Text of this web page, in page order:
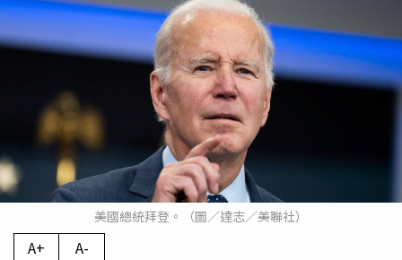
美國總統拜登。（圖／達志／美聯社）
A+ A-